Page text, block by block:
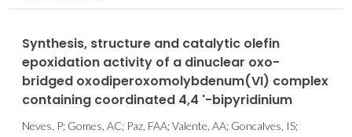
Synthesis, structure and catalytic olefin
epoxidation activity of a dinuclear oxo-
bridged oxodiperoxomolybdenum(VI) complex
containing coordinated 4,4 '-bipyridinium
Neves, P; Gomes, AC; Paz, FAA; Valente, AA; Goncalves, IS;